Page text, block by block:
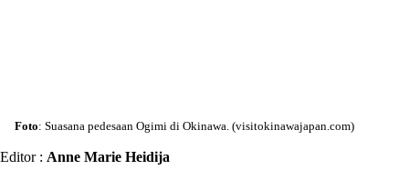
Foto: Suasana pedesaan Ogimi di Okinawa. (visitokinawajapan.com)
Editor : Anne Marie Heidija